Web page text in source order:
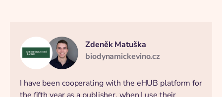
Zdeněk Matuška
biodynamickevino.cz
I have been cooperating with the eHUB platform for